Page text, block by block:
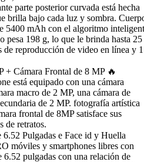
parte posterior curvada está hecha
brilla bajo cada luz y sombra.
5400 mAh con el algoritmo
pesa 198 g, lo que le brinda hasta 25
de reproducción de video en línea y
+ Cámara Frontal de 8 MP 🔥
está equipado con una cámara
macro de 2 MP, una cámara de
de 2 MP. fotografía artística
frontal de 8MP satisface sus
de retratos.
Pulgadas e Face id y Huella
móviles y smartphones libres con
6.52 pulgadas con una relación de